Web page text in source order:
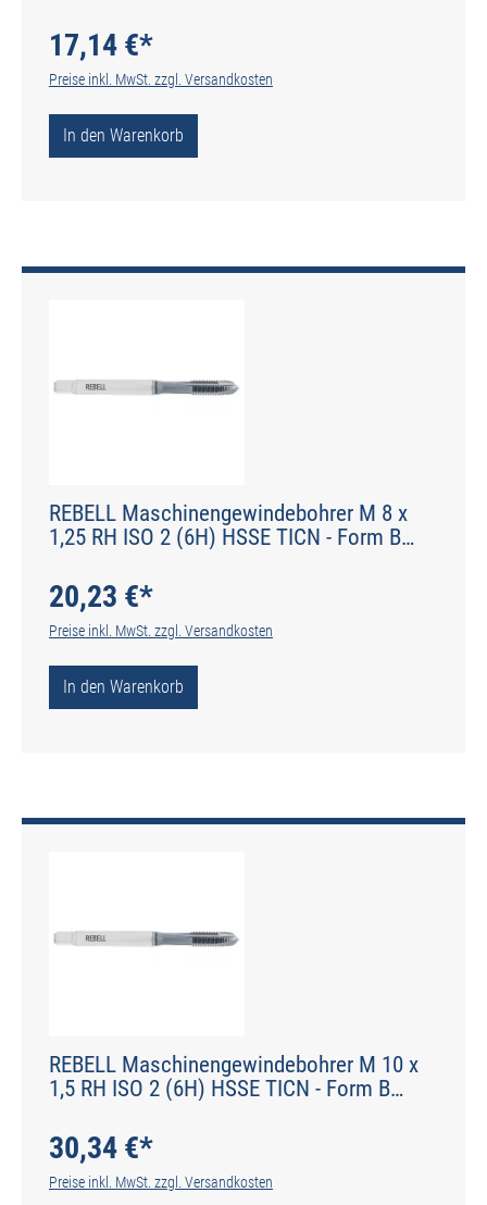
17,14 €*
Preise inkl. MwSt. zzgl. Versandkosten
In den Warenkorb
REBELL Maschinengewindebohrer M 8 x
1,25 RH ISO 2 (6H) HSSE TICN - Form B
20,23 €*
Preise inkl. MwSt. zzgl. Versandkosten
In den Warenkorb
REBELL Maschinengewindebohrer M 10 x
1,5 RH ISO 2 (6H) HSSE TICN - Form B
30,34 €*
Preise inkl. MwSt. zzgl. Versandkosten